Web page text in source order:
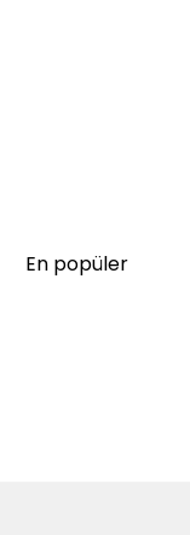
En popüler